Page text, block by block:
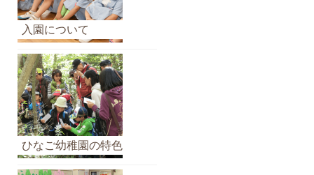
ー
カ
イ
ブ
入園について
ひなご幼稚園の特色